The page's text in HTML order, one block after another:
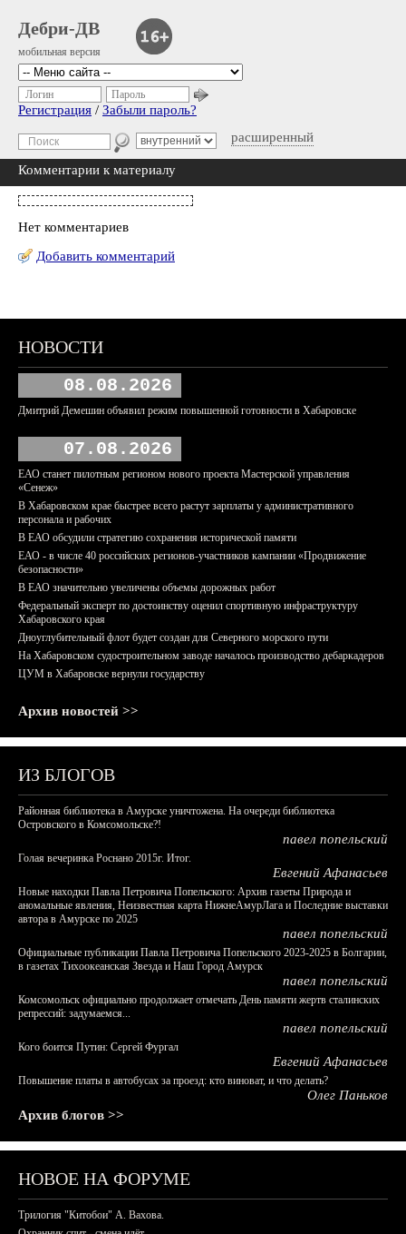
Дебри-ДВ
мобильная версия
расширенный
Логин Пароль
Регистрация / Забыли пароль?
Комментарии к материалу
Нет комментариев
Добавить комментарий
НОВОСТИ
08.08.2026
Дмитрий Демешин объявил режим повышенной готовности в Хабаровске
07.08.2026
ЕАО станет пилотным регионом нового проекта Мастерской управления
«Сенеж»
В Хабаровском крае быстрее всего растут зарплаты у административного
персонала и рабочих
В ЕАО обсудили стратегию сохранения исторической памяти
ЕАО - в числе 40 российских регионов-участников кампании «Продвижение
безопасности»
В ЕАО значительно увеличены объемы дорожных работ
Федеральный эксперт по достоинству оценил спортивную инфраструктуру
Хабаровского края
Дноуглубительный флот будет создан для Северного морского пути
На Хабаровском судостроительном заводе началось производство дебаркадеров
ЦУМ в Хабаровске вернули государству
Архив новостей >>
ИЗ БЛОГОВ
Районная библиотека в Амурске уничтожена. На очереди библиотека
Островского в Комсомольске?!
павел попельский
Голая вечеринка Роснано 2015г. Итог.
Евгений Афанасьев
Новые находки Павла Петровича Попельского: Архив газеты Природа и
аномальные явления, Неизвестная карта НижнеАмурЛага и Последние выставки
автора в Амурске по 2025
павел попельский
Официальные публикации Павла Петровича Попельского 2023-2025 в Болгарии,
в газетах Тихоокеанская Звезда и Наш Город Амурск
павел попельский
Комсомольск официально продолжает отмечать День памяти жертв сталинских
репрессий: задумаемся...
павел попельский
Кого боится Путин: Сергей Фургал
Евгений Афанасьев
Повышение платы в автобусах за проезд: кто виноват, и что делать?
Олег Паньков
Архив блогов >>
НОВОЕ НА ФОРУМЕ
Трилогия "Китобои" А. Вахова.